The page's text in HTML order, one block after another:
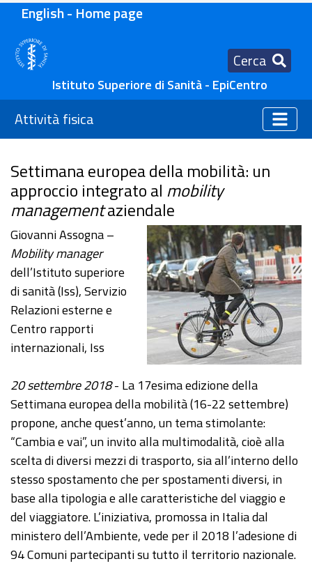
English - Home page
Cerca
Istituto Superiore di Sanità - EpiCentro
Attività fisica
Settimana europea della mobilità: un
approccio integrato al mobility
managementaziendale
Giovanni Assogna –
Mobility manager
dell’Istituto superiore
di sanità (Iss), Servizio
Relazioni esterne e
Centro rapporti
internazionali, Iss
20 settembre 2018- La 17esima edizione della
Settimana europea della mobilità (16-22 settembre)
propone, anche quest’anno, un tema stimolante:
“Cambia e vai”, un invito alla multimodalità, cioè alla
scelta di diversi mezzi di trasporto, sia all’interno dello
stesso spostamento che per spostamenti diversi, in
base alla tipologia e alle caratteristiche del viaggio e
del viaggiatore. L’iniziativa, promossa in Italia dal
ministero dell’Ambiente, vede per il 2018 l’adesione di
94 Comuni partecipanti su tutto il territorio nazionale.